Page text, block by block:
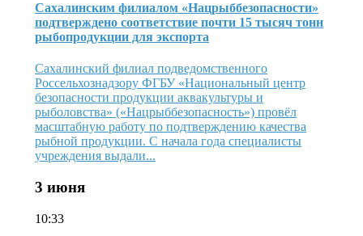
Сахалинским филиалом «Нацрыббезопасности»
подтверждено соответствие почти 15 тысяч тонн
рыбопродукции для экспорта
Сахалинский филиал подведомственного
Россельхознадзору ФГБУ «Национальный центр
безопасности продукции аквакультуры и
рыболовства» («Нацрыббезопасность») провёл
масштабную работу по подтверждению качества
рыбной продукции. С начала года специалисты
учреждения выдали...
3 июня
10:33